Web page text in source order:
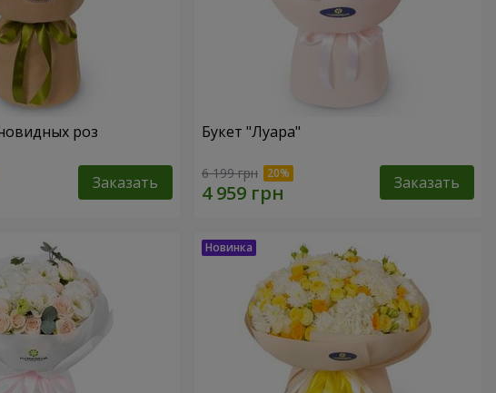
роз
Заказать
Букет "Луара"
6 199 грн Заказать